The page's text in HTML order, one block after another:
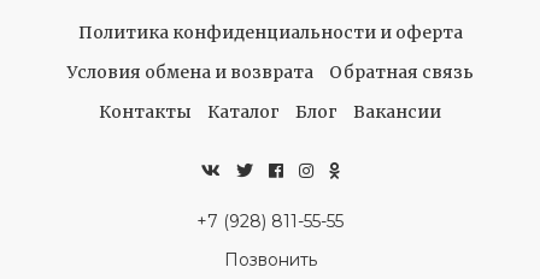
Политика конфиденциальности и оферта
Условия обмена и возврата
Обратная связь
Контакты
Каталог Блог Вакансии
+7 (928) 811-55-55
Позвонить